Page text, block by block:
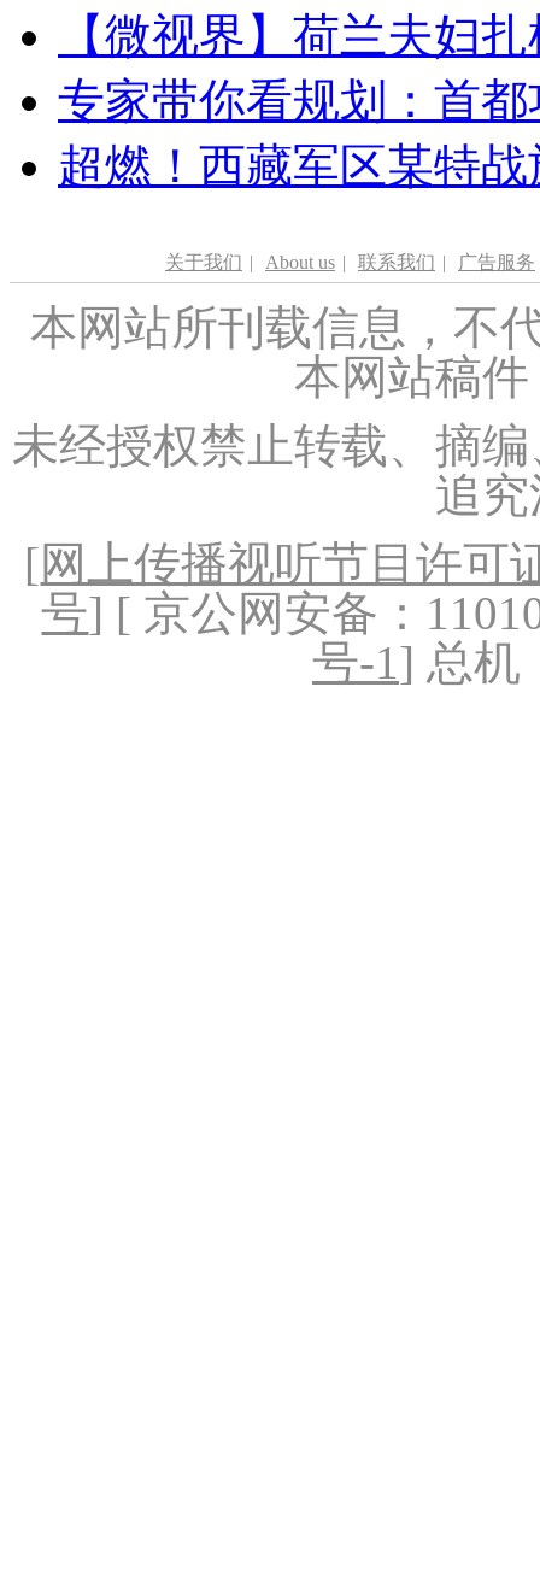
【微视界】荷兰夫妇
专家带你看规划：首
超燃！西藏军区某特
关于我们 | About us | 联系我们 | 广告服务
本网站所刊载信息，不
本网站稿
未经授权禁止转载、摘
追
[网上传播视听节目许可
号] [ 京公网安备：
号-1] 总机